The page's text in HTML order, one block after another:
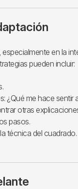
en la
pueden incluir:
¿Qué me hace sentir
otras
pasos.
la técnica del cuadrado.